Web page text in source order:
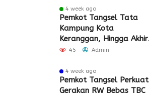
4 week ago
Pemkot Tangsel Tata
Kampung Kota
Keranggan, Hingga Akhir
2026
45 Admin
4 week ago
Pemkot Tangsel Perkuat
Gerakan RW Bebas TBC